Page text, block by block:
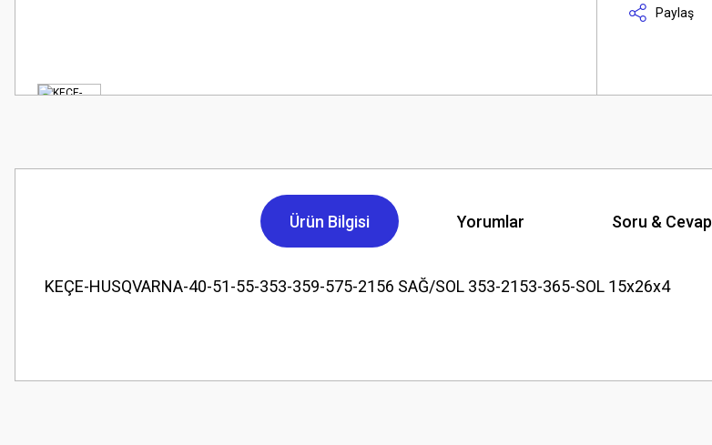
Paylaş
Ürün Bilgisi Yorumlar Soru & Cevap
KEÇE-HUSQVARNA-40-51-55-353-359-575-2156 SAĞ/SOL 353-2153-365-SOL 15x26x4